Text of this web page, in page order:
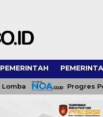
PEMERINTAH
Progres